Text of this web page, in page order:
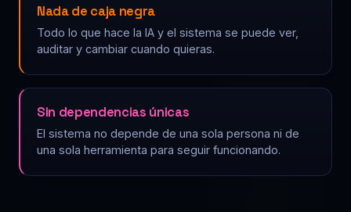
Nada de caja negra
Todo lo que hace la IA y el sistema se puede ver,
auditar y cambiar cuando quieras.
Sin dependencias únicas
El sistema no depende de una sola persona ni de
una sola herramienta para seguir funcionando.